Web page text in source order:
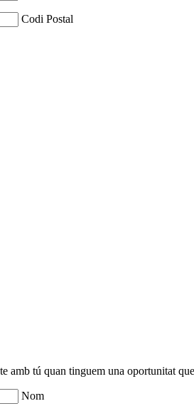
Codi Postal
amb tú quan tinguem una oportunitat
Nom